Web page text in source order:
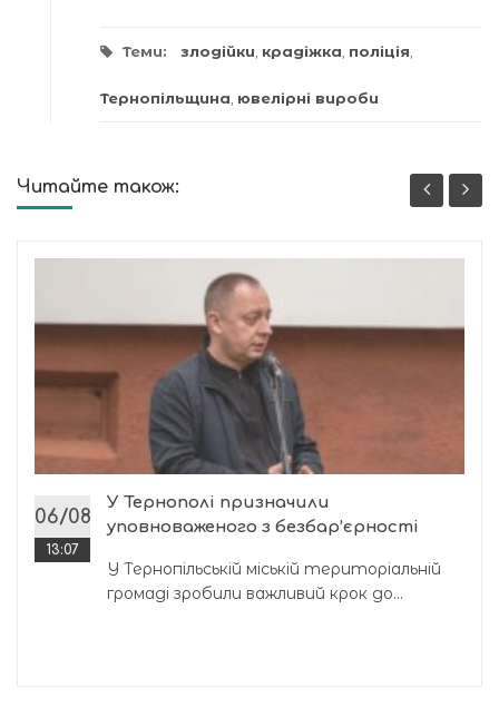
Теми: злодійки крадіжка поліція
Тернопільщина ювелірні вироби
Читайте також:
06/08
13:07
У Тернополі призначили
уповноваженого з безбар’єрності
У Тернопільській міській територіальній
громаді зробили важливий крок до...